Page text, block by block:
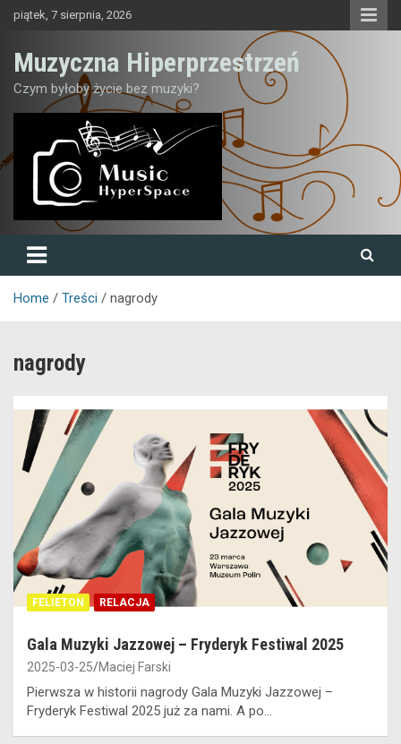
Skippiątek, 7 sierpnia, 2026
Muzyczna Hiperprzestrzeń
Czym byłoby życie bez muzyki?
Home Treści nagrody
nagrody
FELIETON RELACJA
Gala Muzyki Jazzowej – Fryderyk Festiwal 2025
2025-03-25 Maciej Farski
Pierwsza w historii nagrody Gala Muzyki Jazzowej –
Fryderyk Festiwal 2025 już za nami. A po…